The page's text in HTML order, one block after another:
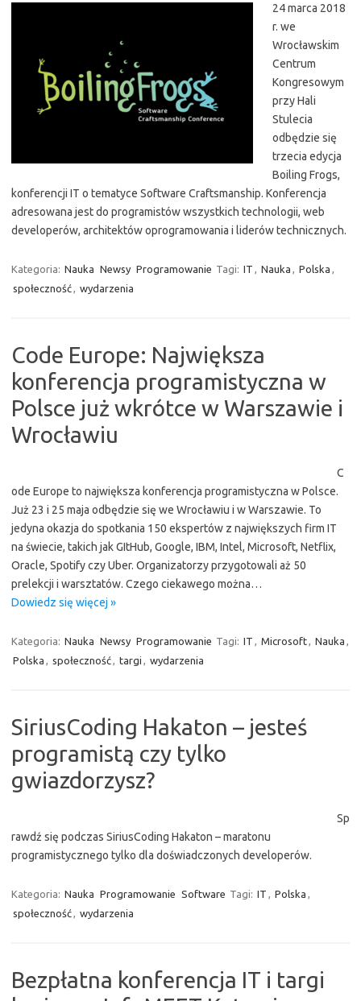
24 marca 2018
r. we
Wrocławskim
Centrum
Kongresowym
przy Hali
Stulecia
odbędzie się
trzecia edycja
Boiling Frogs,
konferencji IT o tematyce Software Craftsmanship. Konferencja
adresowana jest do programistów wszystkich technologii, web
developerów, architektów oprogramowania i liderów technicznych.
Kategoria: Nauka Newsy Programowanie Tagi: IT Nauka Polska
społeczność
wydarzenia
Code Europe: Największa
konferencja programistyczna w
Polsce już wkrótce w Warszawie i
Wrocławiu
C
ode Europe to największa konferencja programistyczna w Polsce.
Już 23 i 25 maja odbędzie się we Wrocławiu i w Warszawie. To
jedyna okazja do spotkania 150 ekspertów z największych firm IT
na świecie, takich jak GItHub, Google, IBM, Intel, Microsoft, Netflix,
Oracle, Spotify czy Uber. Organizatorzy przygotowali aż 50
prelekcji i warsztatów. Czego ciekawego można…
Dowiedz się więcej »
Kategoria: Nauka Newsy Programowanie Tagi: IT Microsoft Nauka
Polska
społeczność targi wydarzenia
SiriusCoding Hakaton – jesteś
programistą czy tylko
gwiazdorzysz?
Sp
rawdź się podczas SiriusCoding Hakaton – maratonu
programistycznego tylko dla doświadczonych developerów.
Kategoria: Nauka Programowanie Software Tagi: IT Polska
społeczność
wydarzenia
Bezpłatna konferencja IT i targi